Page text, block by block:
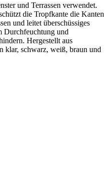
und Terrassen verwendet.
die Tropfkante die Kanten
und leitet überschüssiges
Durchfeuchtung und
Hergestellt aus
schwarz, weiß, braun und